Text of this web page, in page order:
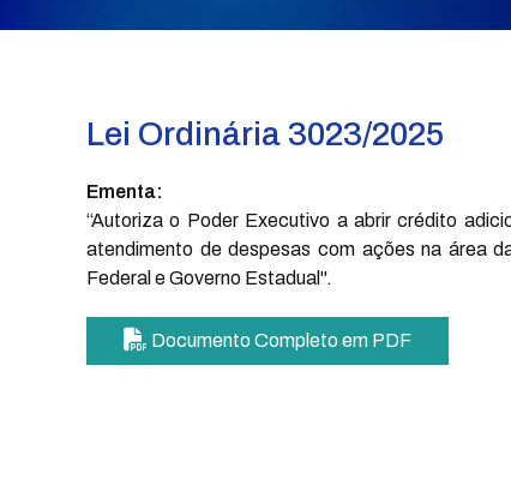
Lei Ordinária 3023/2025
Ementa:
“Autoriza o Poder Executivo a abrir crédito
atendimento de despesas com ações na área
Federal e Governo Estadual".
Documento Completo em PDF